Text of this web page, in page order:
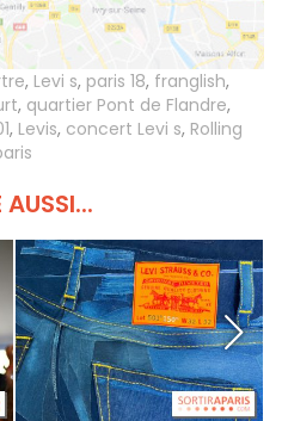
, Levi s, paris 18, franglish,
, quartier Pont de Flandre,
, Levis, concert Levi s, Rolling
AUSSI...